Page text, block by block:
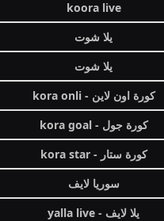
koora live
يلا شوت
يلا شوت
كورة اون لاين - kora onli
كورة جول - kora goal
كورة ستار - kora star
سوريا لايف
يلا لايف - yalla live